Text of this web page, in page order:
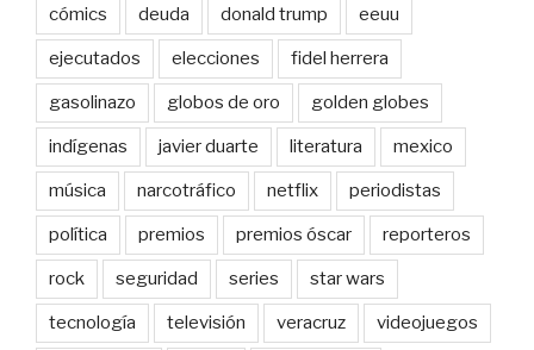
cómics deuda donald trump eeuu
ejecutados elecciones fidel herrera
gasolinazo globos de oro golden globes
indígenas javier duarte literatura mexico
música narcotráfico netflix periodistas
política premios premios óscar reporteros
rock seguridad series star wars
tecnología televisión veracruz videojuegos